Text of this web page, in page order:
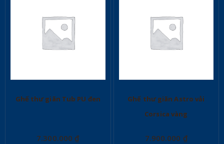
Ghế thư giãn Tub PU đen
7.300.000 ₫
Ghế thư giãn Astro vải
Corsica vàng
7.900.000 ₫